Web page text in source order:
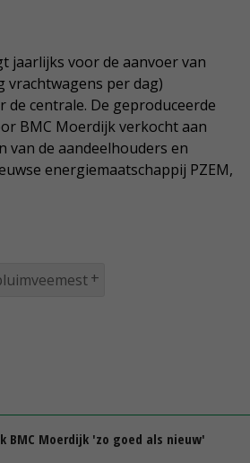
jaarlijks voor de aanvoer van
vrachtwagens per dag)
de centrale. De geproduceerde
BMC Moerdijk verkocht aan
van de aandeelhouders en
energiemaatschappij PZEM,
BMC Moerdijk 'zo goed als nieuw'